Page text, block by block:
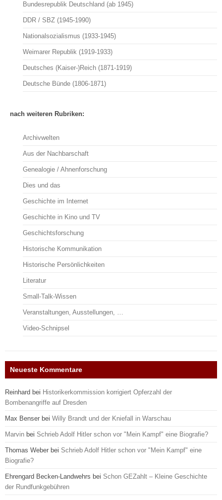
Bundesrepublik Deutschland (ab 1945)
DDR / SBZ (1945-1990)
Nationalsozialismus (1933-1945)
Weimarer Republik (1919-1933)
Deutsches (Kaiser-)Reich (1871-1919)
Deutsche Bünde (1806-1871)
nach weiteren Rubriken:
Archivwelten
Aus der Nachbarschaft
Genealogie / Ahnenforschung
Dies und das
Geschichte im Internet
Geschichte in Kino und TV
Geschichtsforschung
Historische Kommunikation
Historische Persönlichkeiten
Literatur
Small-Talk-Wissen
Veranstaltungen, Ausstellungen, …
Video-Schnipsel
Neueste Kommentare
Reinhard bei Historikerkommission korrigiert Opferzahl der
Bombenangriffe auf Dresden
Max Benser bei Willy Brandt und der Kniefall in Warschau
Marvin bei Schrieb Adolf Hitler schon vor "Mein Kampf" eine Biografie?
Thomas Weber bei Schrieb Adolf Hitler schon vor "Mein Kampf" eine
Biografie?
Ehrengard Becken-Landwehrs bei Schon GEZahlt – Kleine Geschichte
der Rundfunkgebühren